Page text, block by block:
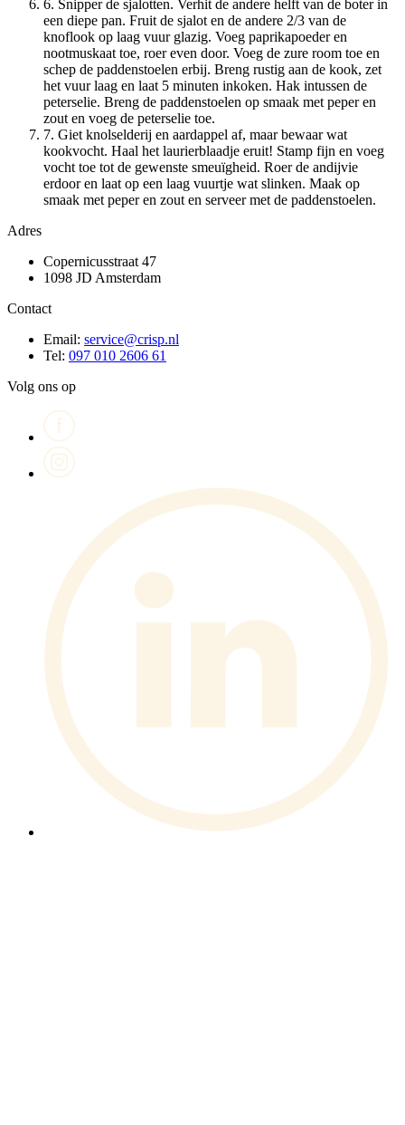
6. Snipper de sjalotten. Verhit de andere helft van de boter in
een diepe pan. Fruit de sjalot en de andere 2/3 van de
knoflook op laag vuur glazig. Voeg paprikapoeder en
nootmuskaat toe, roer even door. Voeg de zure room toe en
schep de paddenstoelen erbij. Breng rustig aan de kook, zet
het vuur laag en laat 5 minuten inkoken. Hak intussen de
peterselie. Breng de paddenstoelen op smaak met peper en
zout en voeg de peterselie toe.
7. Giet knolselderij en aardappel af, maar bewaar wat
kookvocht. Haal het laurierblaadje eruit! Stamp fijn en voeg
vocht toe tot de gewenste smeuïgheid. Roer de andijvie
erdoor en laat op een laag vuurtje wat slinken. Maak op
smaak met peper en zout en serveer met de paddenstoelen.
Adres
Copernicusstraat 47
1098 JD Amsterdam
Contact
Email: service@crisp.nl
Tel: 097 010 2606 61
Volg ons op